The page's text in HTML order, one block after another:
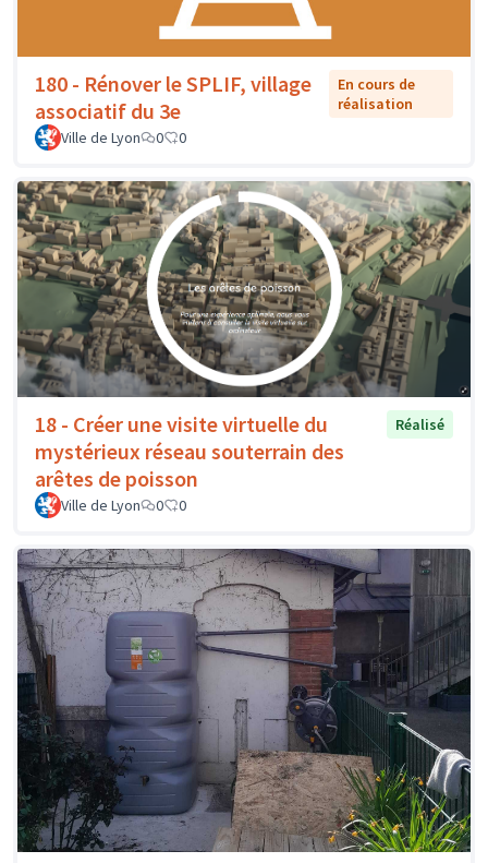
180 - Rénover le SPLIF, village
associatif du 3e
En cours de
réalisation
Ville de Lyon
0 0
18 - Créer une visite virtuelle du
mystérieux réseau souterrain des
arêtes de poisson
Réalisé
Ville de Lyon 0 0